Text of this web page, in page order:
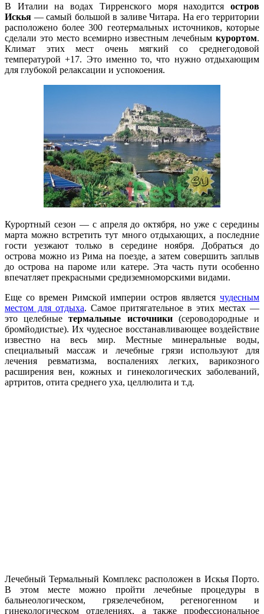
В Италии на водах Тирренского моря находится остров
Искья — самый большой в заливе Читара. На его территории
расположено более 300 геотермальных источников, которые
сделали это место всемирно известным лечебным курортом.
Климат этих мест очень мягкий со среднегодовой
температурой +17. Это именно то, что нужно отдыхающим
для глубокой релаксации и успокоения.
Курортный сезон — с апреля до октября, но уже с середины
марта можно встретить тут много отдыхающих, а последние
гости уезжают только в середине ноября. Добраться до
острова можно из Рима на поезде, а затем совершить заплыв
до острова на пароме или катере. Эта часть пути особенно
впечатляет прекрасными средиземноморскими видами.
Еще со времен Римской империи остров является чудесным
местом для отдыха. Самое притягательное в этих местах —
это целебныетермальные источники(сероводородные и
бромйодистые). Их чудесное восстанавливающее воздействие
известно на весь мир. Местные минеральные воды,
специальный массаж и лечебные грязи используют для
лечения ревматизма, воспалениях легких, варикозного
расширения вен, кожных и гинекологических заболеваний,
артритов, отита среднего уха, целлюлита и т.д.
Лечебный Термальный Комплекс расположен в Искья Порто.
В этом месте можно пройти лечебные процедуры в
бальнеологическом, грязелечебном, регеногенном и
гинекологическом отделениях, а также профессиональное